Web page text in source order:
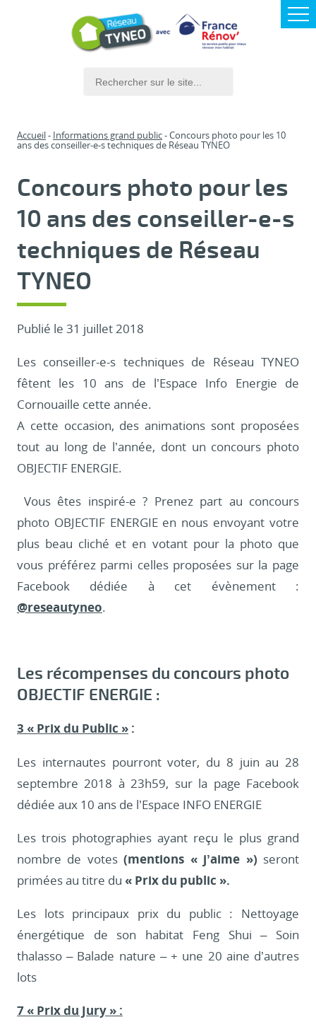
Accueil Informations grand public Concours photo pour les 10
ans des conseiller-e-s techniques de Réseau TYNEO
Concours photo pour les
10 ans des conseiller-e-s
techniques de Réseau
TYNEO
Publié le 31 juillet 2018
Les conseiller-e-s techniques de Réseau TYNEO
fêtent les 10 ans de l’Espace Info Energie de
Cornouaille cette année.
A cette occasion, des animations sont proposées
tout au long de l’année, dont un concours photo
OBJECTIF ENERGIE.
Vous êtes inspiré-e ? Prenez part au concours
photo OBJECTIF ENERGIE en nous envoyant votre
plus beau cliché et en votant pour la photo que
vous préférez parmi celles proposées sur la page
Facebook dédiée à cet évènement :
@reseautyneo.
Les récompenses du concours photo
OBJECTIF ENERGIE :
3 « Prix du Public » :
Les internautes pourront voter, du 8 juin au 28
septembre 2018 à 23h59, sur la page Facebook
dédiée aux 10 ans de l’Espace INFO ENERGIE
Les trois photographies ayant reçu le plus grand
nombre de votes(mentions « j’aime ») seront
primées au titre du « Prix du public ».
Les lots principaux prix du public : Nettoyage
énergétique de son habitat Feng Shui – Soin
thalasso – Balade nature – + une 20 aine d’autres
lots
7 « Prix du Jury » :